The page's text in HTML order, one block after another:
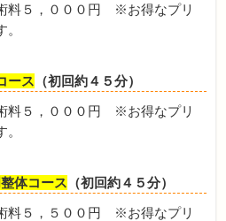
料５，０００円 ※お得なプリ
ース （初回約４５分）
料５，０００円 ※お得なプリ
体コース （初回約４５分）
料５，５００円 ※お得なプリ